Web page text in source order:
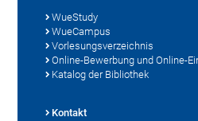
WueStudy
WueCampus
Vorlesungsverzeichnis
Online-Bewerbung und Online-
Katalog der Bibliothek
Kontakt